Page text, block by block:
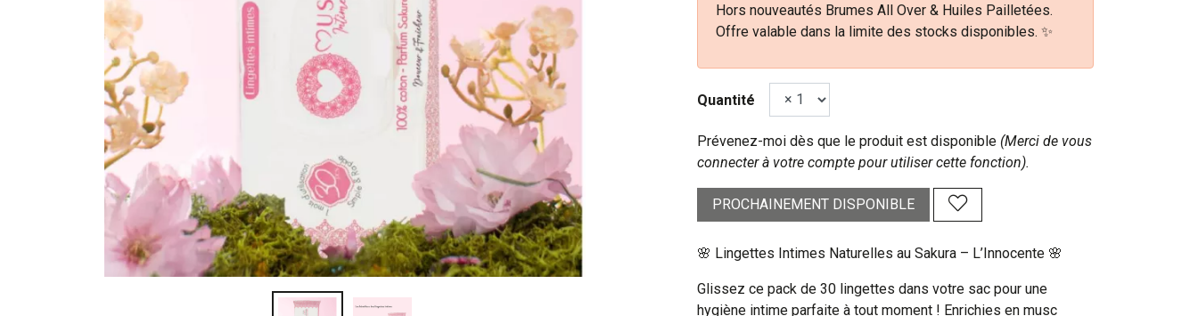
Hors nouveautés Brumes All Over & Huiles Pailletées.
Offre valable dans la limite des stocks disponibles. ✨
Quantité
Prévenez-moi dès que le produit est disponible (Merci de vous
connecter à votre compte pour utiliser cette fonction).
PROCHAINEMENT DISPONIBLE
🌸 Lingettes Intimes Naturelles au Sakura – L’Innocente 🌸
Glissez ce pack de 30 lingettes dans votre sac pour une
hygiène intime parfaite à tout moment ! Enrichies en musc